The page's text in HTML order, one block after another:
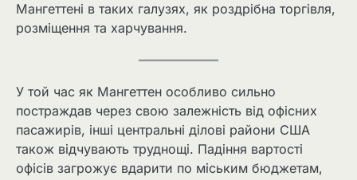
Мангеттені в таких галузях, як роздрібна торгівля,
розміщення та харчування.
У той час як Мангеттен особливо сильно
постраждав через свою залежність від офісних
пасажирів, інші центральні ділові райони США
також відчувають труднощі. Падіння вартості
офісів загрожує вдарити по міським бюджетам,